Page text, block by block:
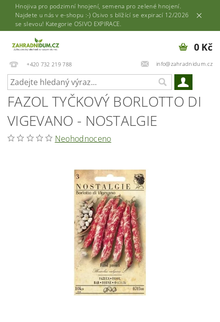
Hnojiva pro podzimní hnojení, semena pro zelené hnojení.
Najdete u nás v e-shopu :-) Osivo s blížící se expirací 12/2026
se slevou! Kategorie OSIVO EXPIRACE.
+420 732 219 788 info@zahradnidum.cz
0 Kč
FAZOL TYČKOVÝ BORLOTTO DI
VIGEVANO - NOSTALGIE
Neohodnoceno